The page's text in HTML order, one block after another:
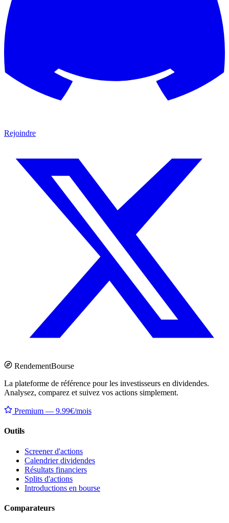
Rejoindre
RendementBourse
La plateforme de référence pour les investisseurs en dividendes.
Analysez, comparez et suivez vos actions simplement.
Premium — 9.99€/mois
Outils
Screener d'actions
Calendrier dividendes
Résultats financiers
Splits d'actions
Introductions en bourse
Comparateurs